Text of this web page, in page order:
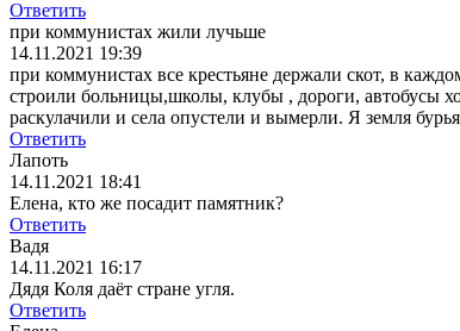
Ответить
при коммунистах жили лучьше
14.11.2021 19:39
при коммунистах все крестьяне держали скот, в
строили больницы,школы, клубы , дороги, автобусы
раскулачили и села опустели и вымерли. Я земля
Ответить
Лапоть
14.11.2021 18:41
Елена, кто же посадит памятник?
Ответить
Вадя
14.11.2021 16:17
Дядя Коля даёт стране угля.
Ответить